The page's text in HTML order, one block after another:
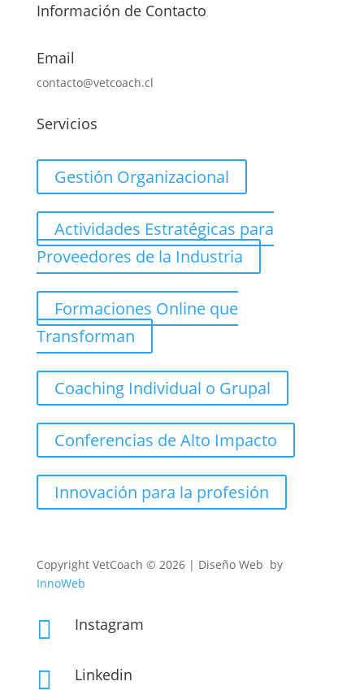
Información de Contacto
Email
contacto@vetcoach.cl
Servicios
Gestión Organizacional
Actividades Estratégicas para
Proveedores de la Industria
Formaciones Online que
Transforman
Coaching Individual o Grupal
Conferencias de Alto Impacto
Innovación para la profesión
CopyrightVetCoach © 2026 | Diseño Web by
InnoWeb
 Instagram
 Linkedin